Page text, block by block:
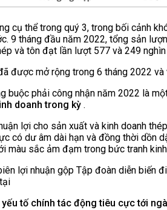
cụ thể trong quý 3, trong bối cảnh
9 tháng đầu năm 2022, tổng sản
và tôn đạt lần lượt 577 và 249 nghìn
được mở rộng trong 6 tháng 2022
buộc phải công nhận năm 2022 là
doanh trong kỳ .
lợi cho sản xuất và kinh doanh
có dư âm dài hạn và đồng thời dồn
màu sắc ảm đạm trong bức tranh
lợi nhuận gộp Tập đoàn diễn biến
tố chính tác động tiêu cực tới